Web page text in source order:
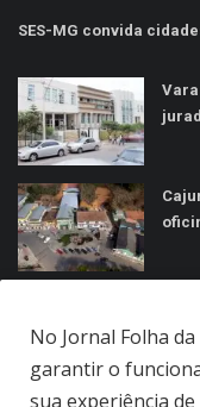
SES-MG convida
No Jornal Folha
garantir o
sua experiência